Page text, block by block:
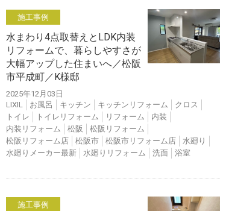
施工事例
水まわり4点取替えとLDK内装
リフォームで、暮らしやすさが
大幅アップした住まいへ／松阪
市平成町／K様邸
2025年12月03日
LIXIL
お風呂 キッチン キッチンリフォーム
クロス
トイレ
トイレリフォーム リフォーム
内装
内装リフォーム
松阪
松阪リフォーム
松阪リフォーム店
松阪市 松阪市リフォーム店
水廻り
水廻りメーカー最新
水廻りリフォーム 洗面 浴室
施工事例